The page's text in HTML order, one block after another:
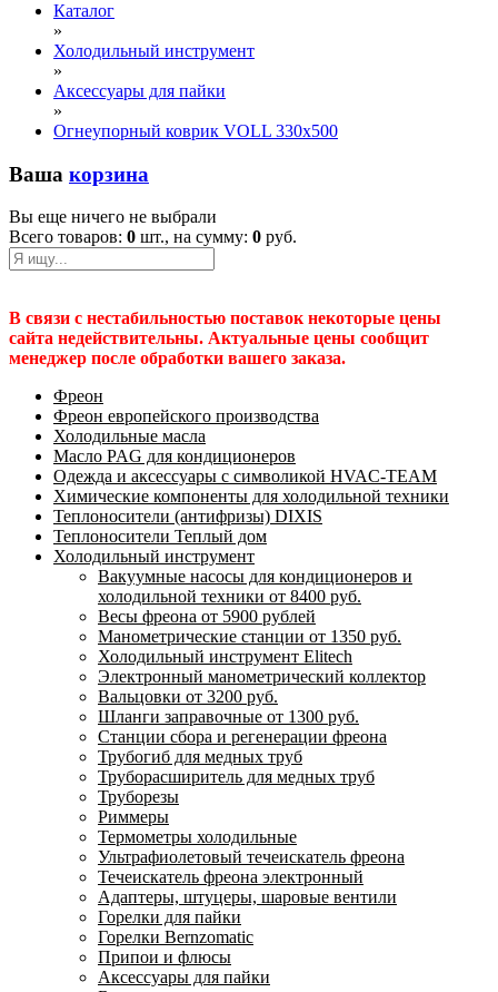
Каталог
»
Холодильный инструмент
»
Аксессуары для пайки
»
Огнеупорный коврик VOLL 330х500
Ваша корзина
Вы еще ничего не выбрали
Всего товаров: 0 шт., на сумму: 0 руб.
В связи с нестабильностью поставок некоторые цены
сайта недействительны. Актуальные цены сообщит
менеджер после обработки вашего заказа.
Фреон
Фреон европейского производства
Холодильные масла
Масло PAG для кондиционеров
Одежда и аксессуары с символикой HVAC-TEAM
Химические компоненты для холодильной техники
Теплоносители (антифризы) DIXIS
Теплоносители Теплый дом
Холодильный инструмент
Вакуумные насосы для кондиционеров и
холодильной техники от 8400 руб.
Весы фреона от 5900 рублей
Манометрические станции от 1350 руб.
Холодильный инструмент Elitech
Электронный манометрический коллектор
Вальцовки от 3200 руб.
Шланги заправочные от 1300 руб.
Станции сбора и регенерации фреона
Трубогиб для медных труб
Труборасширитель для медных труб
Труборезы
Риммеры
Термометры холодильные
Ультрафиолетовый течеискатель фреона
Течеискатель фреона электронный
Адаптеры, штуцеры, шаровые вентили
Горелки для пайки
Горелки Bernzomatic
Припои и флюсы
Аксессуары для пайки